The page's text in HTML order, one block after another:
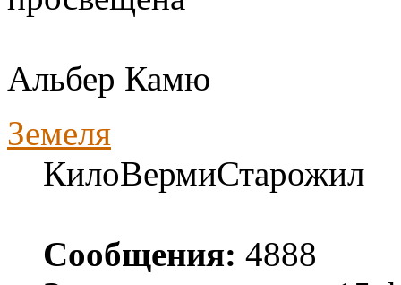
Альбер Камю
Земеля
КилоВермиСтарожил
Сообщения: 4888